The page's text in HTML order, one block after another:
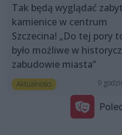
Tak będą wyglądać
kamienice w centrum
Szczecina! „Do tej pory
było możliwe w
zabudowie miasta”
Aktualności 9